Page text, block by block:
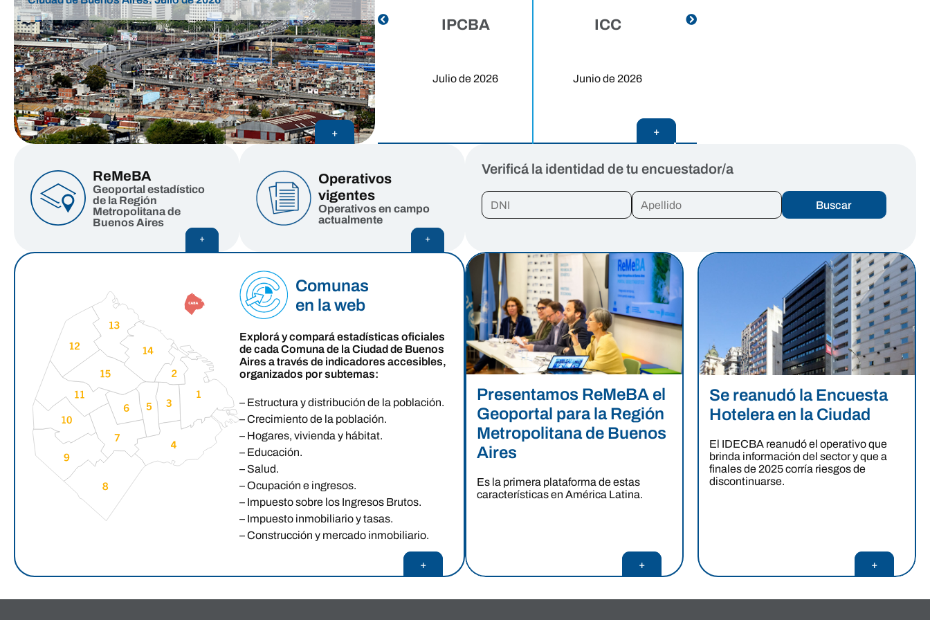
+
Hogares
Inquilinos
0%
2025
UF
0
3 de marzo de 2026 a
2 de septiembre de
2026
IPCBA
Julio de 2026
ICC
Junio de 2026
+
+
ReMeBA
Geoportal estadístico
de la Región
Metropolitana de
Buenos Aires
+
Operativos
vigentes
Operativos en campo
actualmente
Verificá la identidad de tu encuestador/a
Buscar
+
Comunas
en la web
Explorá y compará estadísticas oficiales
de cada Comuna de la Ciudad de Buenos
Aires a través de indicadores accesibles,
organizados por subtemas:
– Estructura y distribución de la población.
– Crecimiento de la población.
– Hogares, vivienda y hábitat.
– Educación.
– Salud.
– Ocupación e ingresos.
– Impuesto sobre los Ingresos Brutos.
– Impuesto inmobiliario y tasas.
– Construcción y mercado inmobiliario.
Presentamos ReMeBA el
Geoportal para la Región
Metropolitana de Buenos
Aires
Es la primera plataforma de estas
características en América Latina.
+
Se reanudó la Encuesta
Hotelera en la Ciudad
El IDECBA reanudó el operativo que
brinda información del sector y que a
finales de 2025 corría riesgos de
discontinuarse.
+